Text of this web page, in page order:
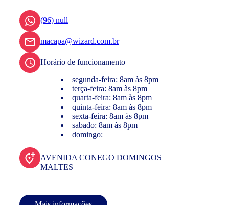
(96) null
macapa@wizard.com.br
Horário de funcionamento
segunda-feira: 8am às 8pm
terça-feira: 8am às 8pm
quarta-feira: 8am às 8pm
quinta-feira: 8am às 8pm
sexta-feira: 8am às 8pm
sabado: 8am às 8pm
domingo:
AVENIDA CONEGO DOMINGOS
MALTES